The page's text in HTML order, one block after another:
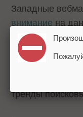
Западные
внимание на
один из
слов. Google
тренды